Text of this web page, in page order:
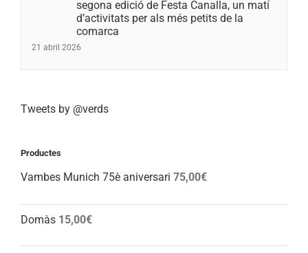
segona edició de Festa Canalla, un matí
d’activitats per als més petits de la
comarca
21 abril 2026
Tweets by @verds
Productes
Vambes Munich 75è aniversari 75,00€
Domàs 15,00€